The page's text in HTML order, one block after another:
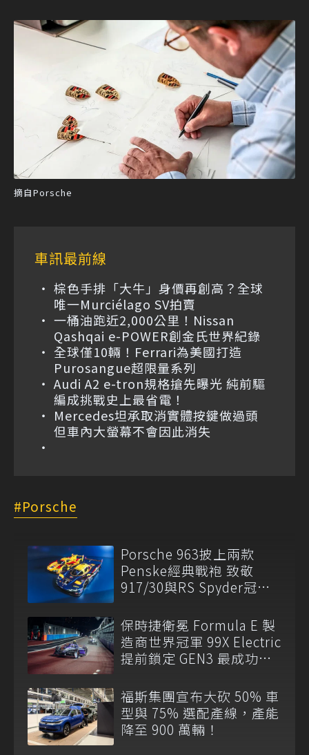
摘自Porsche
車訊最前線
棕色手排「大牛」身價再創高？全球
唯一Murciélago SV拍賣
一桶油跑近2,000公里！Nissan
Qashqai e-POWER創金氏世界紀錄
全球僅10輛！Ferrari為美國打造
Purosangue超限量系列
Audi A2 e-tron規格搶先曝光 純前驅
編成挑戰史上最省電！
Mercedes坦承取消實體按鍵做過頭
但車內大螢幕不會因此消失
Porsche
Porsche 963披上兩款
Penske經典戰袍 致敬
917/30與RS Spyder冠軍
保時捷衛冕 Formula E 製
造商世界冠軍 99X Electric
提前鎖定 GEN3 最成功賽
福斯集團宣布大砍 50% 車
型與 75% 選配產線，產能
降至 900 萬輛！